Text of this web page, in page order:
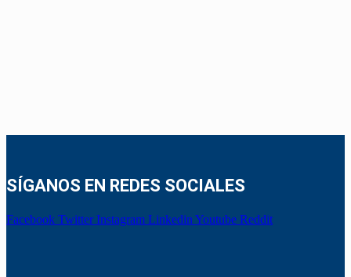
SÍGANOS EN REDES SOCIALES
Facebook Twitter Instagram Linkedin Youtube Reddit